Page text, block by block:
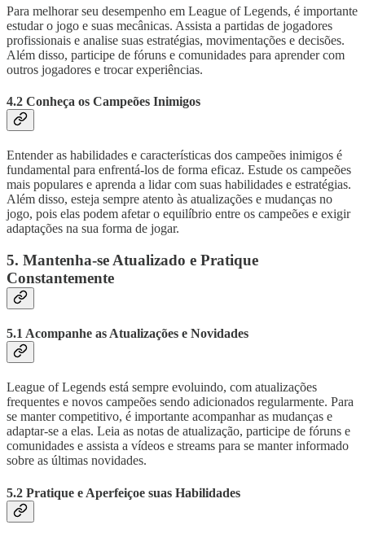
Para melhorar seu desempenho em League of Legends, é importante
estudar o jogo e suas mecânicas. Assista a partidas de jogadores
profissionais e analise suas estratégias, movimentações e decisões.
Além disso, participe de fóruns e comunidades para aprender com
outros jogadores e trocar experiências.
4.2 Conheça os Campeões Inimigos
Entender as habilidades e características dos campeões inimigos é
fundamental para enfrentá-los de forma eficaz. Estude os campeões
mais populares e aprenda a lidar com suas habilidades e estratégias.
Além disso, esteja sempre atento às atualizações e mudanças no
jogo, pois elas podem afetar o equilíbrio entre os campeões e exigir
adaptações na sua forma de jogar.
5. Mantenha-se Atualizado e Pratique
Constantemente
5.1 Acompanhe as Atualizações e Novidades
League of Legends está sempre evoluindo, com atualizações
frequentes e novos campeões sendo adicionados regularmente. Para
se manter competitivo, é importante acompanhar as mudanças e
adaptar-se a elas. Leia as notas de atualização, participe de fóruns e
comunidades e assista a vídeos e streams para se manter informado
sobre as últimas novidades.
5.2 Pratique e Aperfeiçoe suas Habilidades